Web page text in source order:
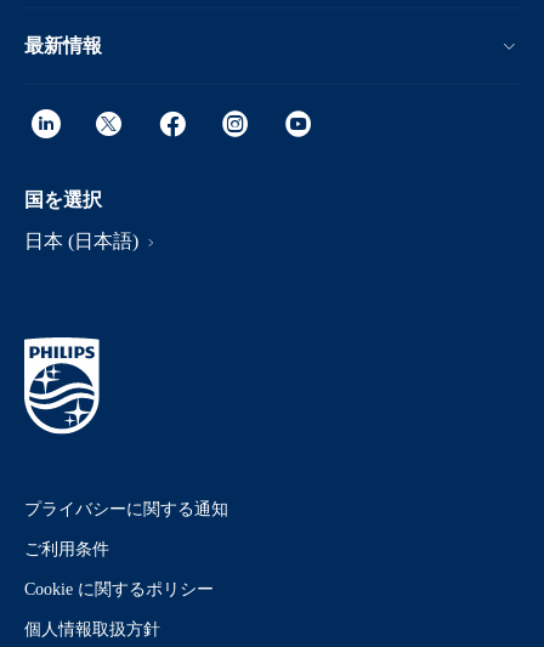
最新情報
国を選択
日本 (日本語)
プライバシーに関する通知
ご利用条件
Cookie に関するポリシー
個人情報取扱方針